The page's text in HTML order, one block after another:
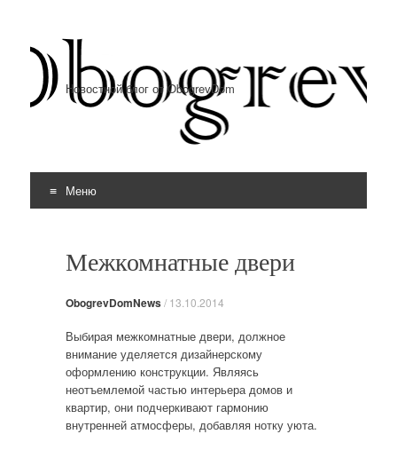
Новостной блог от ObogrevDom
Меню
Межкомнатные двери
ObogrevDomNews/ 13.10.2014
Выбирая межкомнатные двери, должное
внимание уделяется дизайнерскому
оформлению конструкции. Являясь
неотъемлемой частью интерьера домов и
квартир, они подчеркивают гармонию
внутренней атмосферы, добавляя нотку уюта.